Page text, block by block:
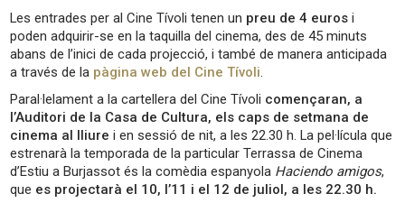
Les entrades per al Cine Tívoli tenen un preu de 4 euros i
poden adquirir-se en la taquilla del cinema, des de 45 minuts
abans de l’inici de cada projecció, i també de manera anticipada
a través de la pàgina web del Cine Tívoli.
Paral·lelament a la cartellera del Cine Tívoli començaran, a
l’Auditori de la Casa de Cultura, els caps de setmana de
cinema al lliure i en sessió de nit, a les 22.30 h. La pel·lícula que
estrenarà la temporada de la particular Terrassa de Cinema
d’Estiu a Burjassot és la comèdia espanyola Haciendo amigos,
que es projectarà el 10, l’11 i el 12 de juliol, a les 22.30 h.